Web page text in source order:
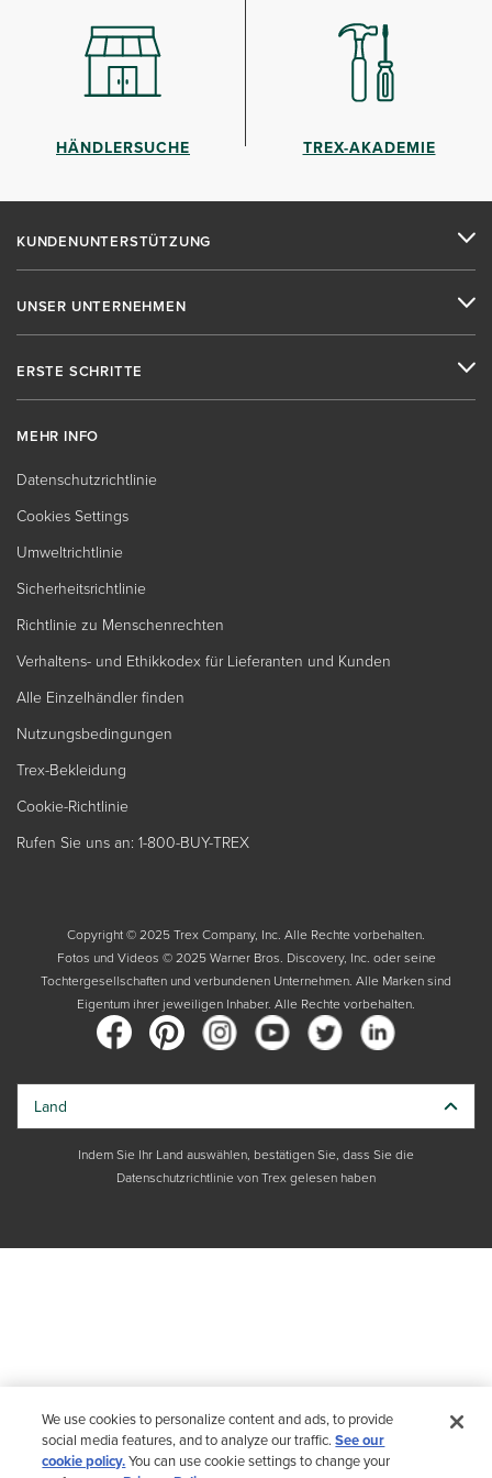
HÄNDLERSUCHE TREX-AKADEMIE
KUNDENUNTERSTÜTZUNG
UNSER UNTERNEHMEN
ERSTE SCHRITTE
MEHR INFO
Datenschutzrichtlinie
Cookies Settings
Umweltrichtlinie
Sicherheitsrichtlinie
Richtlinie zu Menschenrechten
Verhaltens- und Ethikkodex für Lieferanten und Kunden
Alle Einzelhändler finden
Nutzungsbedingungen
Trex-Bekleidung
Cookie-Richtlinie
Rufen Sie uns an: 1-800-BUY-TREX
Copyright © 2025 Trex Company, Inc. Alle Rechte vorbehalten.
Fotos und Videos © 2025 Warner Bros. Discovery, Inc. oder seine
Tochtergesellschaften und verbundenen Unternehmen. Alle Marken sind
Eigentum ihrer jeweiligen Inhaber. Alle Rechte vorbehalten.
Land
Indem Sie Ihr Land auswählen, bestätigen Sie, dass Sie die
Datenschutzrichtlinie von Trex gelesen haben
We use cookies to personalize content and ads, to provide
social media features, and to analyze our traffic.See our
cookie policy.You can use cookie settings to change your